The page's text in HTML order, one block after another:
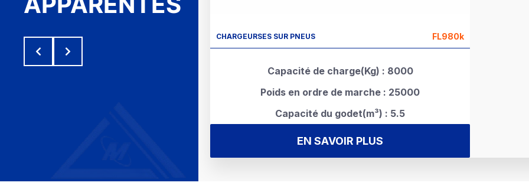
CHARGEURSES SUR PNEUS FL980k
Capacité de charge(Kg) : 8000
Poids en ordre de marche : 25000
Capacité du godet(m³) : 5.5
EN SAVOIR PLUS